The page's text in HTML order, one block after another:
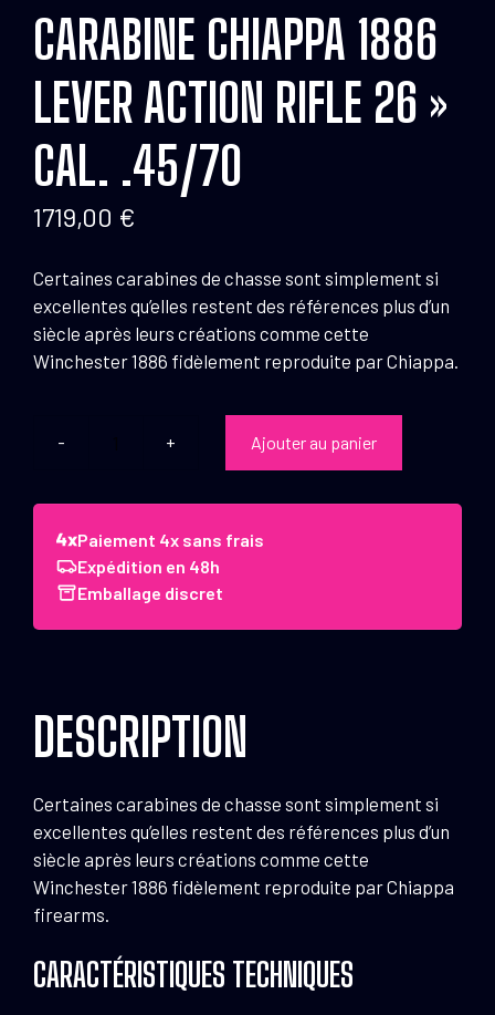
CARABINE CHIAPPA 1886
LEVER ACTION RIFLE 26 »
CAL. .45/70
1719,00 €
Certaines carabines de chasse sont simplement si
excellentes qu’elles restent des références plus d’un
siècle après leurs créations comme cette
Winchester 1886 fidèlement reproduite par Chiappa.
quantité
Carabine
Chiappa
1886
lever
.45/70
Ajouter au panier
Paiement 4x sans frais
Expédition en 48h
Emballage discret
DESCRIPTION
Certaines carabines de chasse sont simplement si
excellentes qu’elles restent des références plus d’un
siècle après leurs créations comme cette
Winchester 1886 fidèlement reproduite par Chiappa
firearms.
CARACTÉRISTIQUES TECHNIQUES